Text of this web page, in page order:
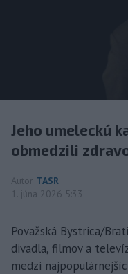
Jeho umeleckú
obmedzili
Autor TASR
1. júna 2026 5:33
Považská Bystrica/
divadla, filmov a
medzi